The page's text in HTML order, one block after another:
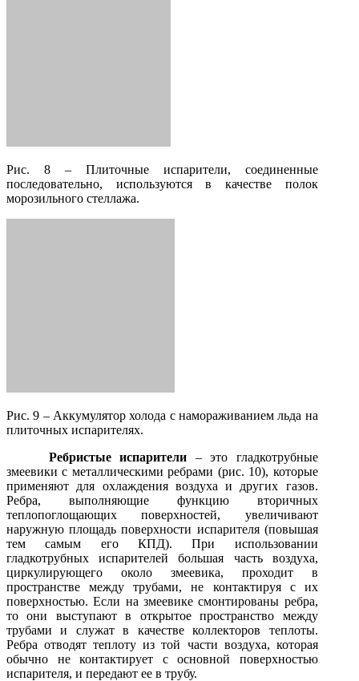
Рис. 8 – Плиточные испарители, соединенные
последовательно, используются в качестве полок
морозильного стеллажа.
Рис. 9 – Аккумулятор холода с намораживанием льда на
плиточных испарителях.
Ребристые испарители – это гладкотрубные
змеевики с металлическими ребрами (рис. 10), которые
применяют для охлаждения воздуха и других газов.
Ребра, выполняющие функцию вторичных
теплопоглощающих поверхностей, увеличивают
наружную площадь поверхности испарителя (повышая
тем самым его КПД). При использовании
гладкотрубных испарителей большая часть воздуха,
циркулирующего около змеевика, проходит в
пространстве между трубами, не контактируя с их
поверхностью. Если на змеевике смонтированы ребра,
то они выступают в открытое пространство между
трубами и служат в качестве коллекторов теплоты.
Ребра отводят теплоту из той части воздуха, которая
обычно не контактирует с основной поверхностью
испарителя, и передают ее в трубу.